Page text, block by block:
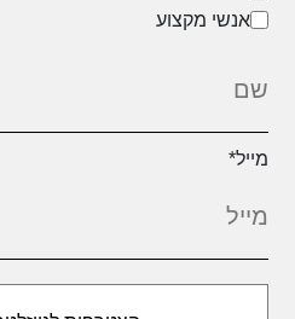
אנשי מקצוע
מייל*